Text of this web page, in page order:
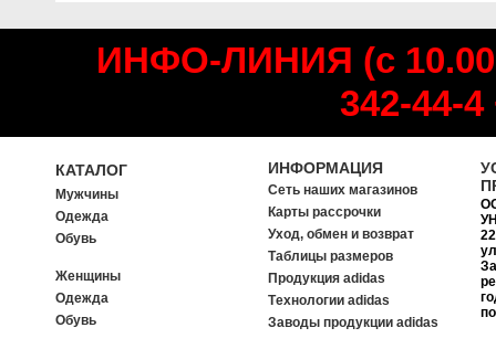
ИНФО-ЛИНИЯ (с
342-44-4
КАТАЛОГ
Мужчины
Одежда
Обувь
Женщины
Одежда
Обувь
ИНФОРМАЦИЯ
Сеть наших магазинов
Карты рассрочки
Уход, обмен и возврат
Таблицы размеров
Продукция adidas
Tехнологии adidas
Заводы продукции adidas